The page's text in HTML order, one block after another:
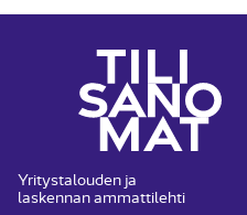
Yritystalouden ja
laskennan ammattilehti